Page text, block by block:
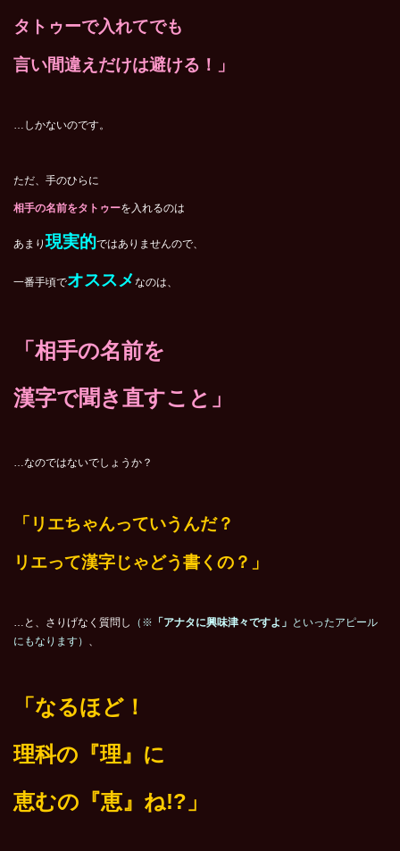
タトゥーで入れてでも
言い間違えだけは避ける！」
…しかないのです。
ただ、手のひらに
相手の名前をタトゥーを入れるのは
あまり 現実的ではありませんので、
一番手頃でオススメなのは、
「相手の名前を
漢字で聞き直すこと」
…なのではないでしょうか？
「リエちゃんっていうんだ？
リエって漢字じゃどう書くの？」
…と、さりげなく質問し （※ 「アナタに興味津々ですよ」 といったアピール
にもなります） 、
「なるほど！
理科の『理』に
恵むの『恵』ね!?」